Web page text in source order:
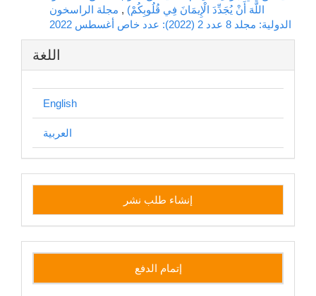
اللَّهَ أَنْ يُجَدِّدَ الْإِيمَانَ فِي قُلُوبِكُمْ) , مجلة الراسخون
الدولية: مجلد 8 عدد 2 (2022): عدد خاص أغسطس 2022
اللغة
English
العربية
إنشاء
طلب
نشر
إنشاء طلب نشر
إتمام الدفع